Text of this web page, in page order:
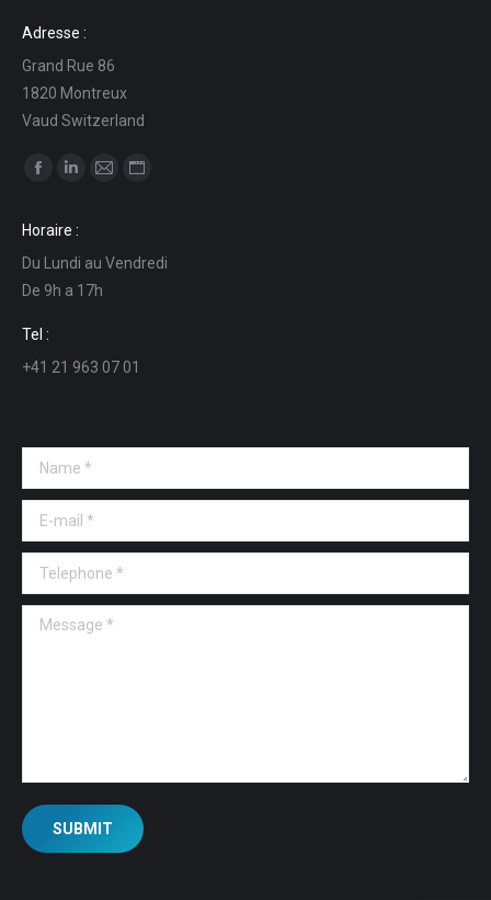
Adresse :
Grand Rue 86
1820 Montreux
Vaud Switzerland
Find us on:
opens
in
new
window
opens
in
new
in
in
Horaire :
Du Lundi au Vendredi
De 9h a 17h
Tel :
+41 21 963 07 01
Name *
E-mail *
Telephone *
Message *
SUBMIT